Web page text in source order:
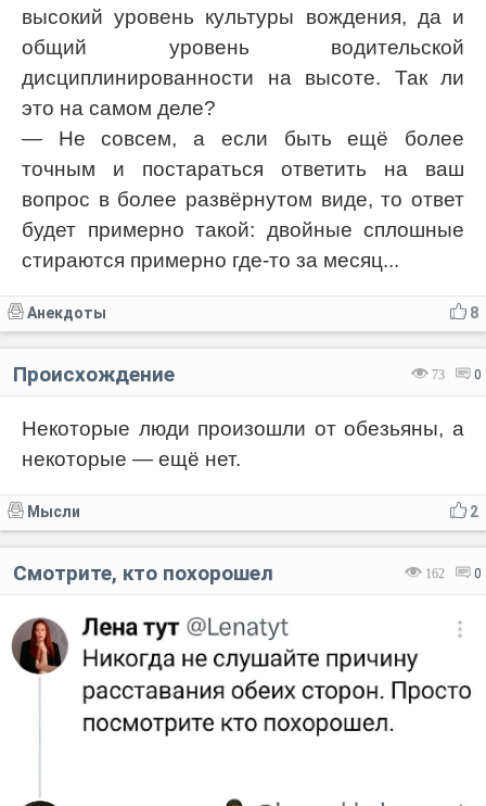
высокий уровень культуры вождения, да и
общий уровень водительской
дисциплинированности на высоте. Так ли
это на самом деле?
— Не совсем, а если быть ещё более
точным и постараться ответить на ваш
вопрос в более развёрнутом виде, то ответ
будет примерно такой: двойные сплошные
стираются примерно где-то за месяц...
8
Анекдоты
73 0
Происхождение
Некоторые люди произошли от обезьяны, а
некоторые — ещё нет.
2
Мысли
162 0
Смотрите, кто похорошел